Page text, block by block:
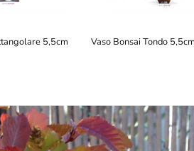
5,5cm
Vaso Bonsai Tondo 5,5cm